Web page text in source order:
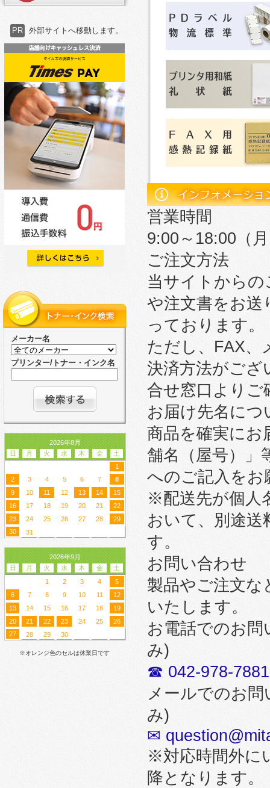
PR 外部サイトへ移動します。
メーカー名
プリンター/トナー・インク名
2026年8月
日
月 火 水 木 金
土
1
2
3 4 5 6 7
8
9
10 11 12 13 14
15
16
17 18 19 20 21
22
23
24 25 26 27 28
29
30
31
2026年9月
日
月 火 水 木 金
土
1
2 3 4
5
6
7 8 9 10 11
12
13
14 15 16 17 18
19
20
21 22 23 24 25
26
27
28 29 30
※オレンジ色のセルは休業日です
営業時間
9:00～18:00（
ご注文方法
当サイトから
や注文書をお送
っております。
ただし、FAX、
決済方法がござ
合せ窓口よりご
お届け先名につ
商品を確実にお
舗名（屋号）」
へのご記入をお
※配送先が個人
おいて、別途送
す。
お問い合わせ
製品やご注文な
いたします。
お電話でのお
み)
☎ 042-978-7881
メールでのお
み)
✉
※対応時間外に
降となります。